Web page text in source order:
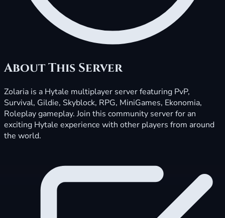
About This Server
Zolaria is a Hytale multiplayer server featuring PvP,
Survival, Gildie, Skyblock, RPG, MiniGames, Ekonomia,
Roleplay gameplay. Join this community server for an
exciting Hytale experience with other players from around
the world.